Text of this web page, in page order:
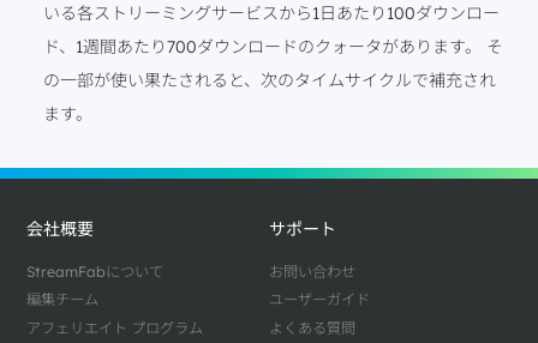
いる各ストリーミングサービスから1日あたり100ダウンロー
ド、1週間あたり700ダウンロードのクォータがあります。 そ
の一部が使い果たされると、次のタイムサイクルで補充され
ます。
会社概要
StreamFabについて
編集チーム
アフェリエイト プログラム
サポート
お問い合わせ
ユーザーガイド
よくある質問